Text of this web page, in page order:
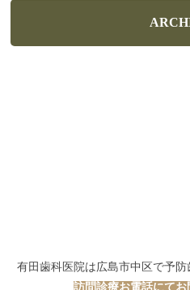
有田歯科医院は広島市中区で予防
訪問診療お電話にて